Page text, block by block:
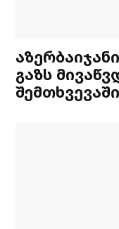
გაზს
შემთხვევაში